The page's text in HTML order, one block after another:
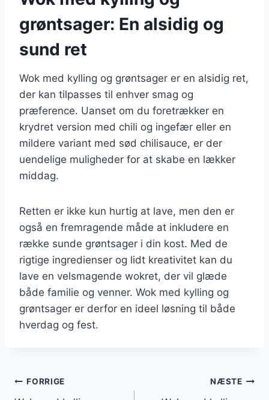
grøntsager: En alsidig og
sund ret
Wok med kylling og grøntsager er en alsidig ret,
der kan tilpasses til enhver smag og
præference. Uanset om du foretrækker en
krydret version med chili og ingefær eller en
mildere variant med sød chilisauce, er der
uendelige muligheder for at skabe en lækker
middag.
Retten er ikke kun hurtig at lave, men den er
også en fremragende måde at inkludere en
række sunde grøntsager i din kost. Med de
rigtige ingredienser og lidt kreativitet kan du
lave en velsmagende wokret, der vil glæde
både familie og venner. Wok med kylling og
grøntsager er derfor en ideel løsning til både
hverdag og fest.
Indlægsnavigation
FORRIGE NÆSTE